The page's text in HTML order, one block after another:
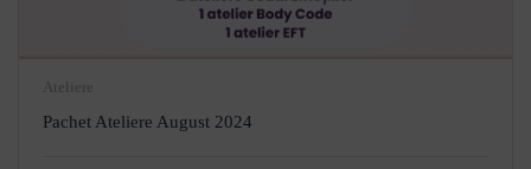
Ateliere
Pachet Ateliere August 2024